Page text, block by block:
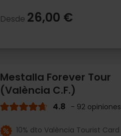
Desde 26,00 €
Mestalla Forever Tour
(València C.F.)
4.8 - 92 opiniones
10% dto València Tourist Card